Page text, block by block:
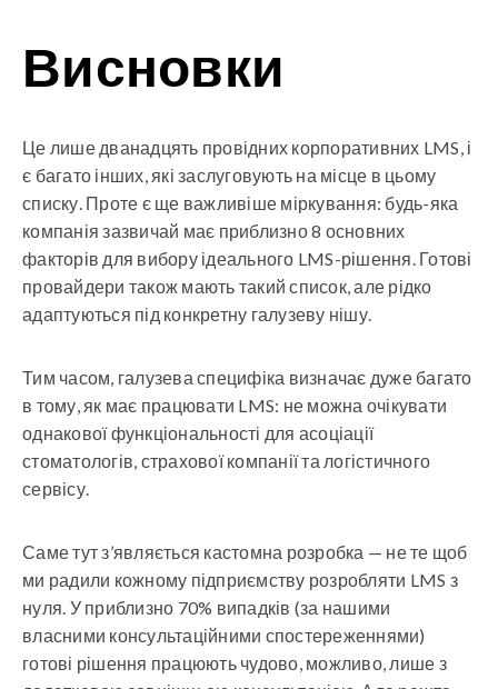
Висновки
Це лише дванадцять провідних корпоративних LMS, і
є багато інших, які заслуговують на місце в цьому
списку. Проте є ще важливіше міркування: будь-яка
компанія зазвичай має приблизно 8 основних
факторів для вибору ідеального LMS-рішення. Готові
провайдери також мають такий список, але рідко
адаптуються під конкретну галузеву нішу.
Тим часом, галузева специфіка визначає дуже багато
в тому, як має працювати LMS: не можна очікувати
однакової функціональності для асоціації
стоматологів, страхової компанії та логістичного
сервісу.
Саме тут з’являється кастомна розробка — не те щоб
ми радили кожному підприємству розробляти LMS з
нуля. У приблизно 70% випадків (за нашими
власними консультаційними спостереженнями)
готові рішення працюють чудово, можливо, лише з